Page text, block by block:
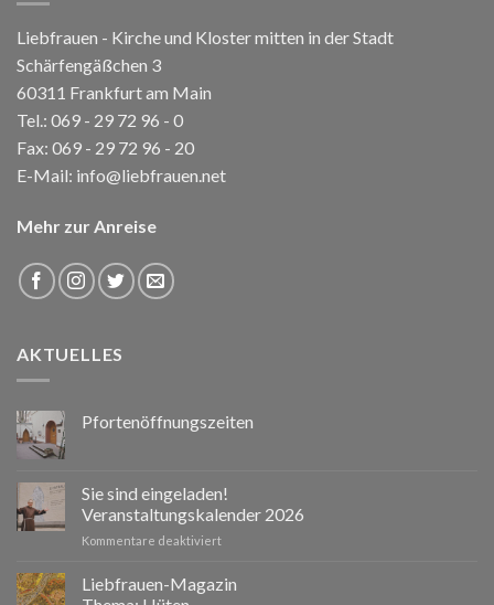
Liebfrauen - Kirche und Kloster mitten in der Stadt
Schärfengäßchen 3
60311 Frankfurt am Main
Tel.: 069 - 29 72 96 - 0
Fax: 069 - 29 72 96 - 20
E-Mail: info@liebfrauen.net
Mehr zur Anreise
AKTUELLES
Pfortenöffnungszeiten
Sie sind eingeladen!
Veranstaltungskalender 2026
Kommentare deaktiviertfür
sind
Liebfrauen-Magazin